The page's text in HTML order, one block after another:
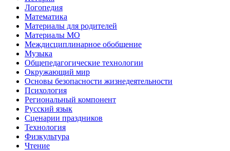
Логопедия
Математика
Материалы для родителей
Материалы МО
Междисциплинарное обобщение
Музыка
Общепедагогические технологии
Окружающий мир
Основы безопасности жизнедеятельности
Психология
Региональный компонент
Русский язык
Сценарии праздников
Технология
Физкультура
Чтение